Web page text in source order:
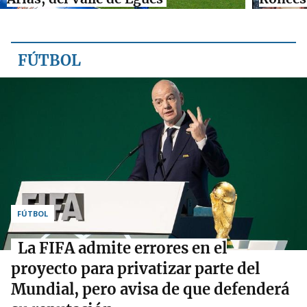
FÚTBOL
FÚTBOL
La FIFA admite errores en el
proyecto para privatizar parte del
Mundial, pero avisa de que defenderá